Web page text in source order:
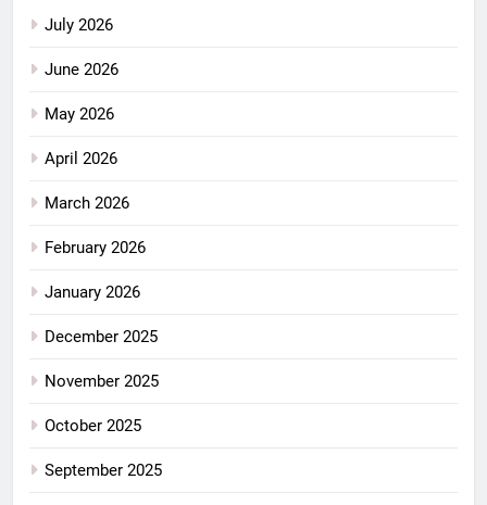
July 2026
June 2026
May 2026
April 2026
March 2026
February 2026
January 2026
December 2025
November 2025
October 2025
September 2025